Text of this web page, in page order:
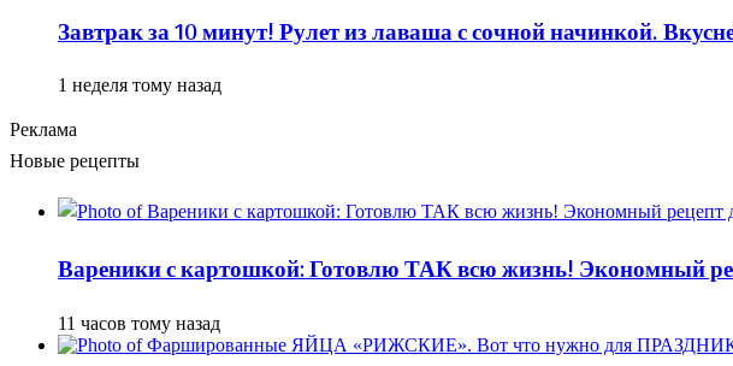
Завтрак за 10 минут! Рулет из лаваша с сочной начинкой.
1 неделя тому назад
Реклама
Новые рецепты
Вареники с картошкой: Готовлю ТАК всю жизнь! Экономный
11 часов тому назад